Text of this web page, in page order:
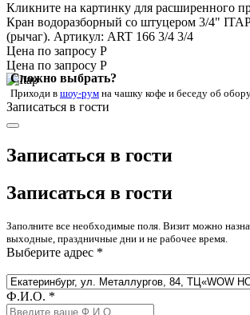
Кликните на картинку для расширенного
Кран водоразборный со штуцером 3/4"
(рычаг). Артикул: ART 166 3/4 3/4
Цена по запросу Р
Цена по запросу Р
Сложно выбрать?
Приходи в шоу-рум на чашку кофе и беседу об
Записаться в гости
Записаться в гости
Записаться в гости
Заполните все необходимые поля. Визит можно
выходные, праздничные дни и не рабочее время.
Выберите адрес *
Ф.И.О. *